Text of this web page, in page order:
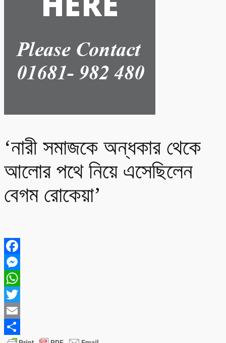
‘নারী সমাজকে অন্ধকার থেকে
আলোর পথে নিয়ে এসেছিলেন
বেগম রোকেয়া’
Facebook
Messenger
WhatsApp
Twitter
Email